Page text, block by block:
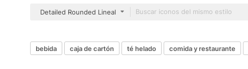
Detailed Rounded Lineal
bebida caja de cartón té helado comida y restaurante